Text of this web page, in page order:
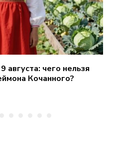
чего нельзя
Кочанного?